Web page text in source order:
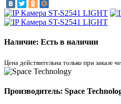
Наличие: Есть в наличии
Цена действительна только при заказе
Производитель: Space